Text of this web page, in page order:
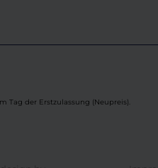
Tag der Erstzulassung (Neupreis).